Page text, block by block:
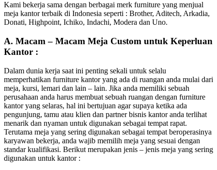
Kami bekerja sama dengan berbagai merk furniture yang menjual
meja kantor terbaik di Indonesia seperti : Brother, Aditech, Arkadia,
Donati, Highpoint, Ichiko, Indachi, Modera dan Uno.
A. Macam – Macam Meja Custom untuk Keperluan
Kantor :
Dalam dunia kerja saat ini penting sekali untuk selalu
memperhatikan furniture kantor yang ada di ruangan anda mulai dari
meja, kursi, lemari dan lain – lain. Jika anda memiliki sebuah
perusahaan anda harus membuat sebuah ruangan dengan furniture
kantor yang selaras, hal ini bertujuan agar supaya ketika ada
pengunjung, tamu atau klien dan partner bisnis kantor anda terlihat
menarik dan nyaman untuk digunakan sebagai tempat rapat.
Terutama meja yang sering digunakan sebagai tempat beroperasinya
karyawan bekerja, anda wajib memilih meja yang sesuai dengan
standar kualifikasi. Berikut merupakan jenis – jenis meja yang sering
digunakan untuk kantor :